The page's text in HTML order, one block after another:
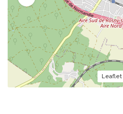
Leaflet